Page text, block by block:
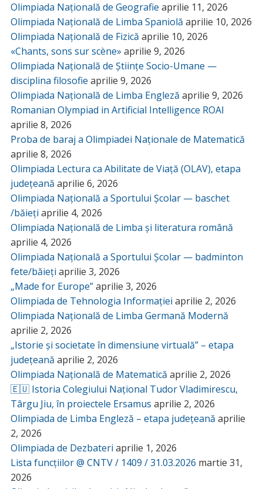
Olimpiada Națională de Geografie aprilie 11, 2026
Olimpiada Națională de Limba Spaniolă aprilie 10, 2026
Olimpiada Națională de Fizică aprilie 10, 2026
«Chants, sons sur scène» aprilie 9, 2026
Olimpiada Națională de Științe Socio-Umane —
disciplina filosofie aprilie 9, 2026
Olimpiada Națională de Limba Engleză aprilie 9, 2026
Romanian Olympiad in Artificial Intelligence ROAI
aprilie 8, 2026
Proba de baraj a Olimpiadei Naționale de Matematică
aprilie 8, 2026
Olimpiada Lectura ca Abilitate de Viață (OLAV), etapa
județeană aprilie 6, 2026
Olimpiada Națională a Sportului Școlar — baschet
/băieți aprilie 4, 2026
Olimpiada Națională de Limba și literatura română
aprilie 4, 2026
Olimpiada Națională a Sportului Școlar — badminton
fete/băieți aprilie 3, 2026
„Made for Europe”aprilie 3, 2026
Olimpiada de Tehnologia Informației aprilie 2, 2026
Olimpiada Națională de Limba Germană Modernă
aprilie 2, 2026
„Istorie și societate în dimensiune virtuală” – etapa
județeană aprilie 2, 2026
Olimpiada Națională de Matematică aprilie 2, 2026
🇪🇺 Istoria Colegiului Național Tudor Vladimirescu,
Târgu Jiu, în proiectele Ersamus aprilie 2, 2026
Olimpiada de Limba Engleză – etapa județeană aprilie
2, 2026
Olimpiada de Dezbateri aprilie 1, 2026
Lista funcțiilor @ CNTV / 1409 / 31.03.2026 martie 31,
2026